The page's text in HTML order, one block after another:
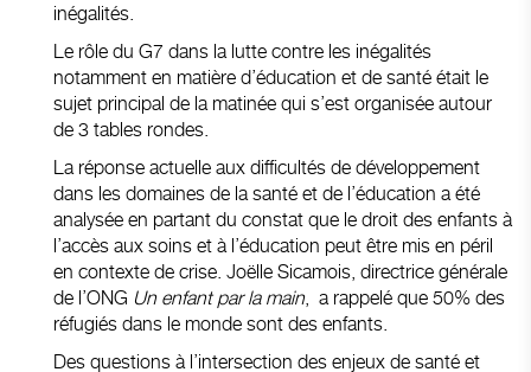
inégalités.
Le rôle du G7 dans la lutte contre les inégalités
notamment en matière d’éducation et de santé était le
sujet principal de la matinée qui s’est organisée autour
de 3 tables rondes.
La réponse actuelle aux difficultés de développement
dans les domaines de la santé et de l’éducation a été
analysée en partant du constat que le droit des enfants à
l’accès aux soins et à l’éducation peut être mis en péril
en contexte de crise. Joëlle Sicamois, directrice générale
de l’ONG Un enfant par la main, a rappelé que 50% des
réfugiés dans le monde sont des enfants.
Des questions à l’intersection des enjeux de santé et